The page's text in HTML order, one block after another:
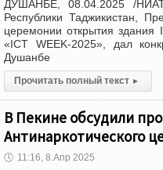
ДУШАНБЕ, 08.04.2025 /
Республики Таджикистан,
церемонии открытия здания
«ICT WEEK-2025», дал
Душанбе
Прочитать полный текст ▸
В Пекине обсудили
Антинаркотического
🕔 11:16, 8.Апр 2025